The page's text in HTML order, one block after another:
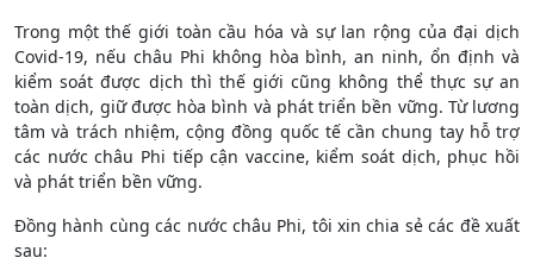
Trong một thế giới toàn cầu hóa và sự lan rộng của đại dịch
Covid-19, nếu châu Phi không hòa bình, an ninh, ổn định và
kiểm soát được dịch thì thế giới cũng không thể thực sự an
toàn dịch, giữ được hòa bình và phát triển bền vững. Từ lương
tâm và trách nhiệm, cộng đồng quốc tế cần chung tay hỗ trợ
các nước châu Phi tiếp cận vaccine, kiểm soát dịch, phục hồi
và phát triển bền vững.
Đồng hành cùng các nước châu Phi, tôi xin chia sẻ các đề xuất
sau: